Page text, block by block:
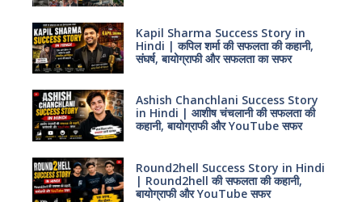
Kapil Sharma Success Story in
Hindi | कपिल शर्मा की सफलता की कहानी,
संघर्ष, बायोग्राफी और सफलता का सफर
Ashish Chanchlani Success Story
in Hindi | आशीष चंचलानी की सफलता की
कहानी, बायोग्राफी और YouTube सफर
Round2hell Success Story in Hindi
| Round2hell की सफलता की कहानी,
बायोग्राफी और YouTube सफर